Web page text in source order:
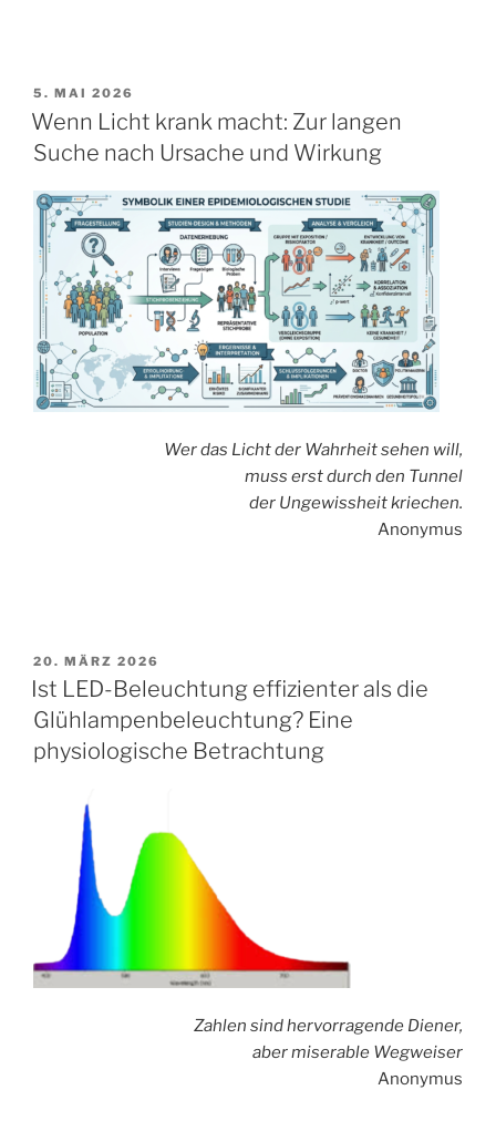
VERÖFFENTLICHT
AM
5. MAI 2026
Wenn Licht krank macht: Zur langen
Suche nach Ursache und Wirkung
Wer das Licht der Wahrheit sehen will,
muss erst durch den Tunnel
der Ungewissheit kriechen.
Anonymus
VERÖFFENTLICHT
AM
20. MÄRZ 2026
Ist LED-Beleuchtung effizienter als die
Glühlampenbeleuchtung? Eine
physiologische Betrachtung
Zahlen sind hervorragende Diener,
aber miserable Wegweiser
Anonymus